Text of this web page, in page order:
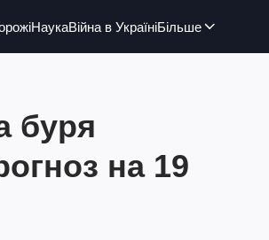
НаукаВійна в УкраїніБільше
буря
на 19